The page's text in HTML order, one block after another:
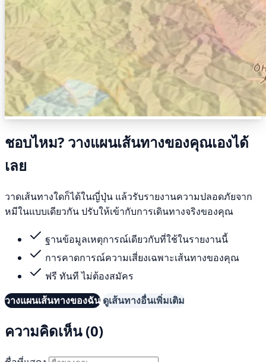
ชอบไหม? วางแผนเส้นทางของคุณเองได้
เลย
วาดเส้นทางใดก็ได้ในญี่ปุ่น แล้วรับรายงานความปลอดภัยจาก
หมีในแบบเดียวกัน ปรับให้เข้ากับการเดินทางจริงของคุณ
ฐานข้อมูลเหตุการณ์เดียวกับที่ใช้ในรายงานนี้
การคาดการณ์ความเสี่ยงเฉพาะเส้นทางของคุณ
ฟรี ทันที ไม่ต้องสมัคร
วางแผนเส้นทางของฉัน ดูเส้นทางอื่นเพิ่มเติม
ความคิดเห็น (0)